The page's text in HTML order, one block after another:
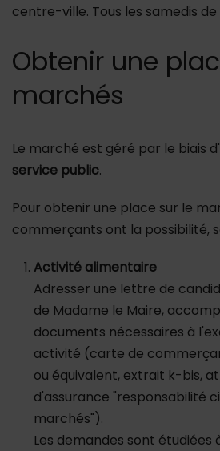
centre-ville. Tous les samedis de
Obtenir une
marchés
Le marché est géré par le biais
service public.
Pour obtenir une place sur le
commerçants ont la possibilité,
Activité alimentaire
Adresser une lettre de
de Madame le Maire,
documents nécessaires à
activité (carte de
ou équivalent, extrait k-bis,
d'assurance "responsabilité
marchés").
Les demandes sont étudiées